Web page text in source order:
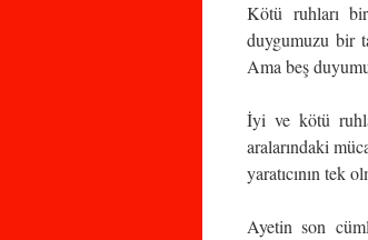
Kötü ruhları bir
duygumuzu bir
Ama beş
İyi ve kötü
aralarındaki
yaratıcının tek
Ayetin son